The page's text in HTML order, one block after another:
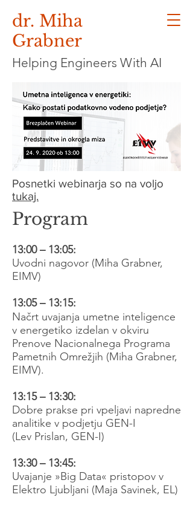
dr. Miha
Grabner
Helping Engineers With AI
Posnetki webinarja so na voljo
tukaj.
Program
13:00 – 13:05:
Uvodni nagovor (Miha Grabner,
EIMV)
13:05 – 13:15:
Načrt uvajanja umetne inteligence
v energetiko izdelan v okviru
Prenove Nacionalnega Programa
Pametnih Omrežjih (Miha Grabner,
EIMV).
13:15 – 13:30:
Dobre prakse pri vpeljavi napredne
analitike v podjetju GEN-I
(Lev Prislan, GEN-I)
13:30 – 13:45:
Uvajanje »Big Data« pristopov v
Elektro Ljubljani (Maja Savinek, EL)